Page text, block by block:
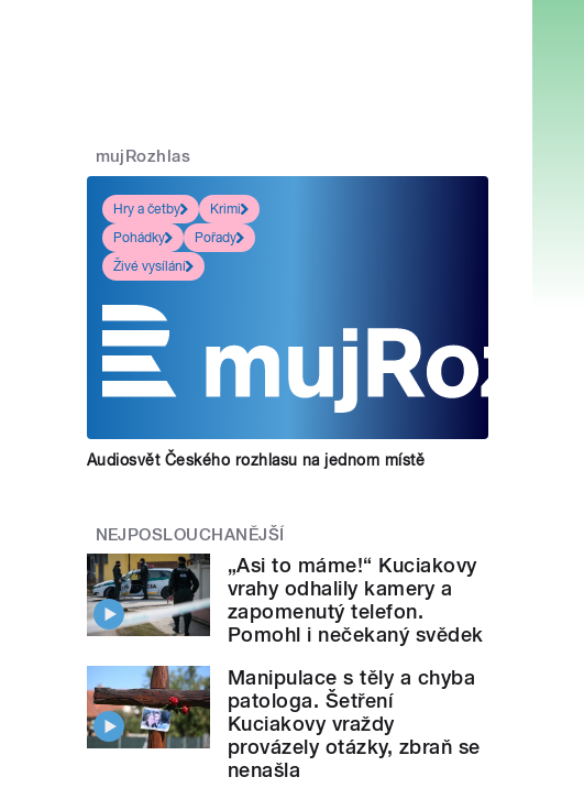
mujRozhlas
Hry a četby
Krimi
Pohádky
Pořady
Živé vysílání
Audiosvět Českého rozhlasu na jednom místě
NEJPOSLOUCHANĚJŠÍ
„Asi to máme!“ Kuciakovy
vrahy odhalily kamery a
zapomenutý telefon.
Pomohl i nečekaný svědek
Manipulace s těly a chyba
patologa. Šetření
Kuciakovy vraždy
provázely otázky, zbraň se
nenašla